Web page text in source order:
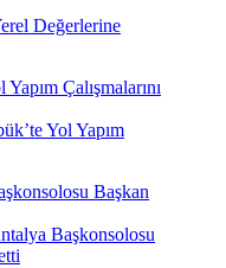
Değerlerine
Yol Yapım
Başkonsolosu